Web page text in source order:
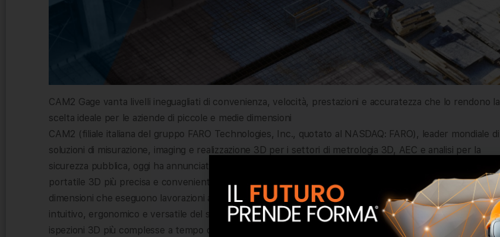
CAM2 Gage vanta livelli ineguagliati di convenienza, velocità, prestazioni e accuratezza che lo rendono la
scelta ideale per le aziende di piccole e medie dimensioni
CAM2 (filiale italiana del gruppo FARO Technologies, Inc., quotato al NASDAQ: FARO), leader mondiale di
soluzioni di misurazione, imaging e realizzazione 3D per i settori di metrologia 3D, AEC e analisi per la
sicurezza pubblica, oggi ha annunciato il rilascio della sua macchina di misurazione a coordinate (CMM)
portatile 3D più precisa e conveniente della serie: CAM2 Gage. Ideale per le aziende di piccole e medie
dimensioni che eseguono lavorazioni ad alta precisione, Gage è il dispositivo CAM2® Arm portatile più
intuitivo, ergonomico e versatile del suo genere, che consente alle officine meccaniche di eseguire le
ispezioni 3D più complesse a tempo di record.